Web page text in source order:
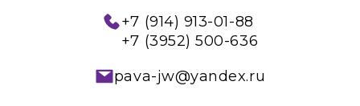
+7 (914) 913-01-88
+7 (3952) 500-636
pava-jw@yandex.ru